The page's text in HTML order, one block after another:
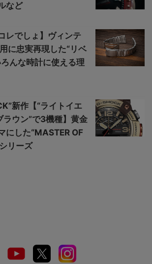
など
レでしょ】ヴィンテ
に忠実再現した“リベ
んな時計に使える理
新作【“ライトイエ
ラウン”で3機種】黄金
にした“MASTER OF
リーズ